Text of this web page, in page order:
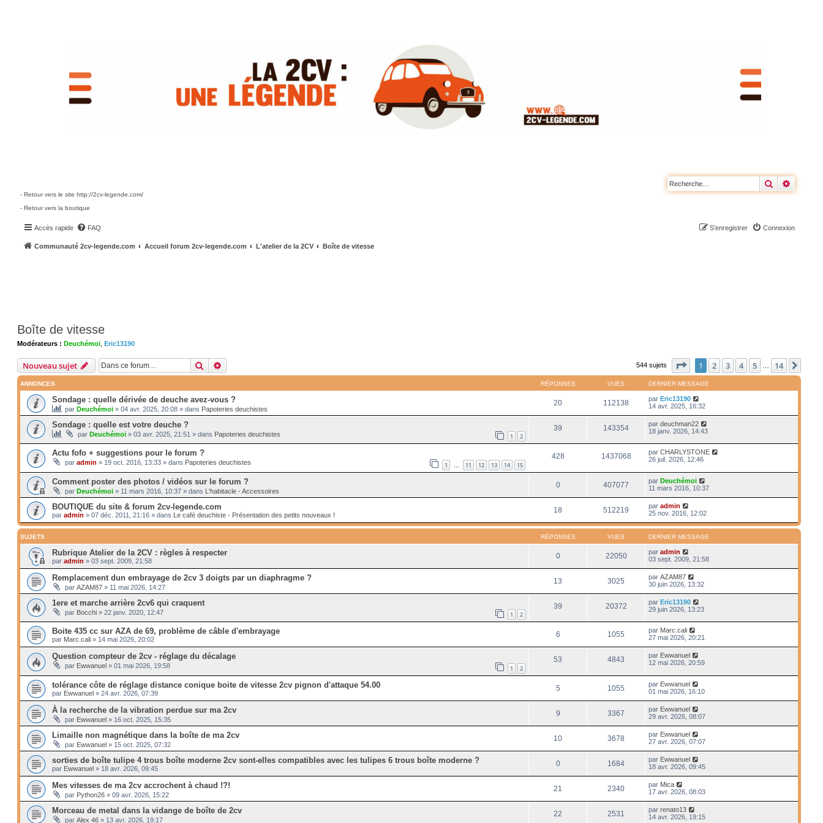
Rechercher
- Retour vers le site http://2cv-legende.com/
- Retour vers la boutique
Accès rapide FAQ Connexion
S’enregistrer
Communauté 2cv-legende.com Accueil forum 2cv-legende.com L'atelier de la 2CV Boîte de vitesse
Boîte de vitesse
Modérateurs : Deuchémoi, Eric13190
Nouveau sujet Rechercher 544 sujets Page sur14
1 2 3 4 5 14
ANNONCES RÉPONSES VUES DERNIER MESSAGE
Sondage : quelle dérivée de deuche avez-vous ?
par Deuchémoi» 04 avr. 2025, 20:08» dans Papoteries deuchistes
20 112138 parEric13190
14 avr. 2025, 16:32
Sondage : quelle est votre deuche ?
par Deuchémoi» 03 avr. 2025, 21:51 » dans Papoteries deuchistes 1 2
39 143354 pardeuchman22
18 janv. 2026, 14:43
Actu fofo + suggestions pour le forum ?
par admin » 19 oct. 2016, 13:33» dans Papoteries deuchistes 1 … 11 12 13 14 15
428 1437068 parCHARLYSTONE
26 juil. 2026, 12:46
Comment poster des photos / vidéos sur le forum ?
par Deuchémoi» 11 mars 2016, 10:37» dans L'habitacle - Accessoires
0 407077 parDeuchémoi
11 mars 2016, 10:37
BOUTIQUE du site & forum 2cv-legende.com
par admin » 07 déc. 2011, 21:16» dans Le café deuchiste - Présentation des petits nouveaux !
18 512219 paradmin
25 nov. 2016, 12:02
SUJETS RÉPONSES VUES DERNIER MESSAGE
Rubrique Atelier de la 2CV : règles à respecter
par admin » 03 sept. 2009, 21:58
0 22050 paradmin
03 sept. 2009, 21:58
Remplacement dun embrayage de 2cv 3 doigts par un diaphragme ?
par AZAM87» 11 mai 2026, 14:27
13 3025 parAZAM87
30 juin 2026, 13:32
1ere et marche arrière 2cv6 qui craquent
par Bocchi» 22 janv. 2020, 12:47 1 2
39 20372 parEric13190
29 juin 2026, 13:23
Boite 435 cc sur AZA de 69, problème de câble d'embrayage
par Marc.cali» 14 mai 2026, 20:02
6 1055 par Marc.cali
27 mai 2026, 20:21
Question compteur de 2cv - réglage du décalage
par Ewwanuel » 01 mai 2026, 19:58 1 2
53 4843 par Ewwanuel
12 mai 2026, 20:59
tolérance côte de réglage distance conique boite de vitesse 2cv pignon d'attaque 54.00
par Ewwanuel» 24 avr. 2026, 07:39
5 1055 par Ewwanuel
01 mai 2026, 16:10
À la recherche de la vibration perdue sur ma 2cv
par Ewwanuel» 16 oct. 2025, 15:35
9 3367 par Ewwanuel
29 avr. 2026, 08:07
Limaille non magnétique dans la boîte de ma 2cv
par Ewwanuel» 15 oct. 2025, 07:32
10 3678 par Ewwanuel
27 avr. 2026, 07:07
sorties de boîte tulipe 4 trous boîte moderne 2cv sont-elles compatibles avec les tulipes 6 trous boîte moderne ?
par Ewwanuel» 18 avr. 2026, 09:45
0 1684 par Ewwanuel
18 avr. 2026, 09:45
Mes vitesses de ma 2cv accrochent à chaud !?!
par Python26» 09 avr. 2026, 15:22
21 2340 par Mica
17 avr. 2026, 08:03
Morceau de metal dans la vidange de boîte de 2cv
par Alex 46» 13 avr. 2026, 19:17
22 2531 parrenato13
14 avr. 2026, 19:15